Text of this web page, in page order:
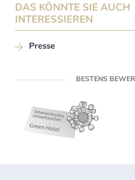
DAS KÖNNTE SIE AUCH
INTERESSIEREN
Presse
BESTENS